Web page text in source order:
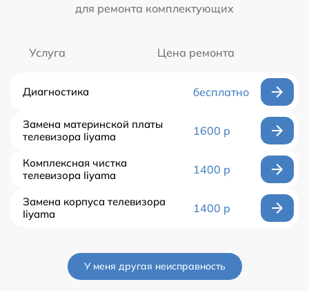
для ремонта комплектующих
Услуга Цена ремонта
Диагностика бесплатно
Замена материнской платы
телевизора Iiyama
1600 р
Комплексная чистка
телевизора Iiyama
1400 р
Замена корпуса телевизора
Iiyama
1400 р
У меня другая неисправность